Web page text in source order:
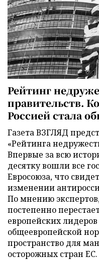
Рейтинг
правительств.
Россией стала
Газета ВЗГЛЯД
«Рейтинга
Впервые за всю
десятку вошли все
Евросоюза, что
изменении
По мнению
постепенно
европейских
общеевропейской
пространство для
осторожных стран ЕС.